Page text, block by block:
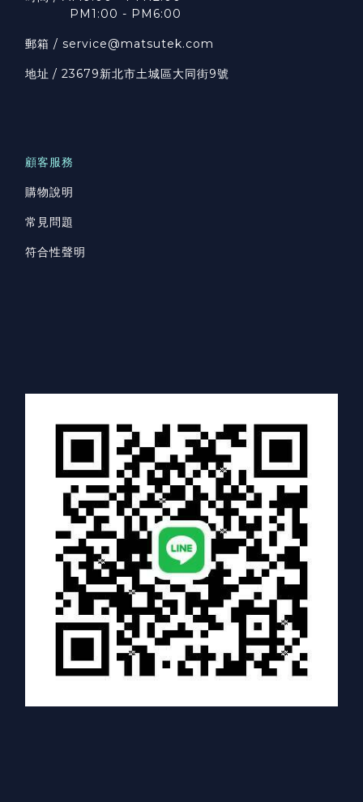
PM1:00 - PM6:00
郵箱 / service@matsutek.com
地址 / 23679新北市土城區大同街9號
顧客服務
購物說明
常見問題
符合性聲明